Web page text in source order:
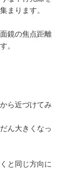
まります。
鏡の焦点距離
。
ら近づけてみ
ん大きくなっ
と同じ方向に